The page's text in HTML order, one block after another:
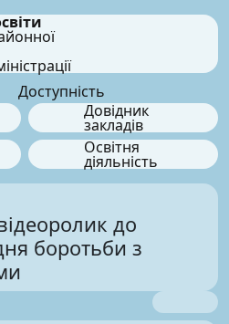
Доступність
Довідник
закладів
Освітня
діяльність
до
боротьби з